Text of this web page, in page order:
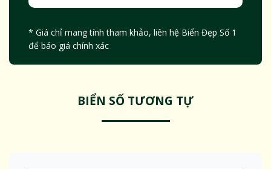
* Giá chỉ mang tính tham khảo, liên hệ Biển Đẹp Số 1
để báo giá chính xác
BIỂN SỐ TƯƠNG TỰ